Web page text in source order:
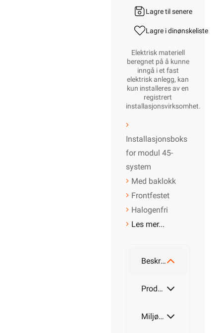
Lagre til senere
Lagre i dinønskeliste
Elektrisk materiell
beregnet på å kunne
inngå i et fast
elektrisk anlegg, kan
kun installeres av en
registrert
installasjonsvirksomhet.
Installasjonsboks
for modul 45-
system
Med baklokk
Frontfestet
Halogenfri
Les mer...
Beskrivelse
Produktdetaljer
Miljøparametere